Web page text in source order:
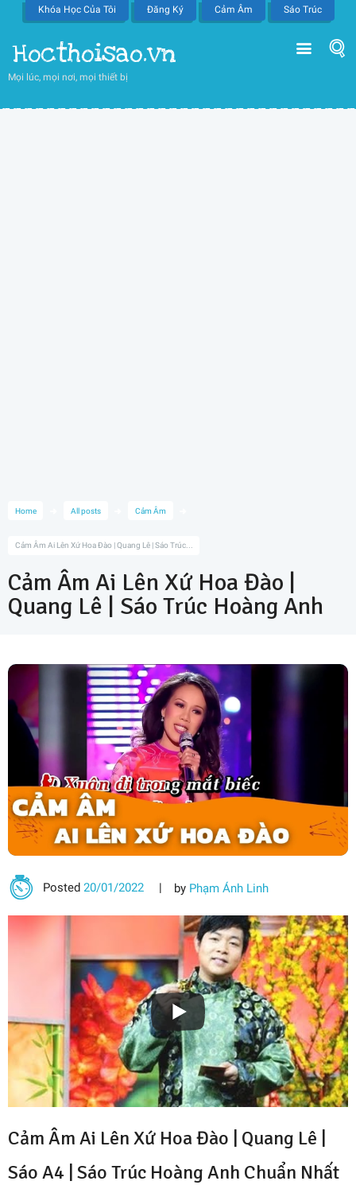
Khóa Học Của Tôi Đăng Ký Cảm Âm Sáo Trúc
Hocthoisao.vn
Mọi lúc, mọi nơi, mọi thiết bị
Home All posts Cảm Âm
Cảm Âm Ai Lên Xứ Hoa Đào | Quang Lê | Sáo Trúc...
Cảm Âm Ai Lên Xứ Hoa Đào |
Quang Lê | Sáo Trúc Hoàng Anh
Posted20/01/2022 by Phạm Ánh Linh
Cảm Âm Ai Lên Xứ Hoa Đào | Quang Lê |
Sáo A4 | Sáo Trúc Hoàng Anh Chuẩn Nhất